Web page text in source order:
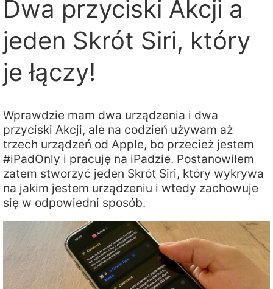
Dwa przyciski Akcji a
jeden Skrót Siri, który
je łączy!
Wprawdzie mam dwa urządzenia i dwa
przyciski Akcji, ale na codzień używam aż
trzech urządzeń od Apple, bo przecież jestem
#iPadOnly i pracuję na iPadzie. Postanowiłem
zatem stworzyć jeden Skrót Siri, który wykrywa
na jakim jestem urządzeniu i wtedy zachowuje
się w odpowiedni sposób.